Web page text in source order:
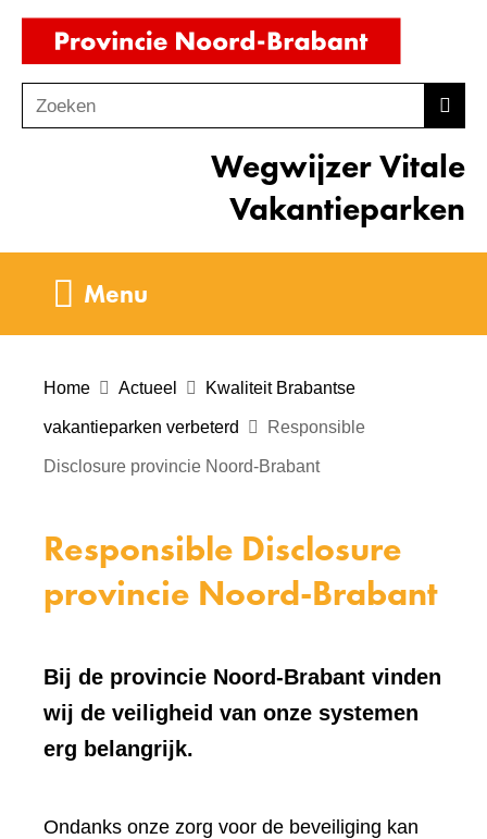
Ga
de
inhoud
o
n
Zoeken
Wegwijzer Vitale
Vakantieparken
Menu
Home Actueel Kwaliteit Brabantse
vakantieparken verbeterd Responsible
Disclosure provincie Noord-Brabant
Responsible Disclosure
provincie Noord-Brabant
Bij de provincie Noord-Brabant vinden
wij de veiligheid van onze systemen
erg belangrijk.
Ondanks onze zorg voor de beveiliging kan